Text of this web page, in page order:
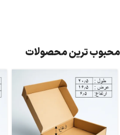
محبوب ترین محصولات